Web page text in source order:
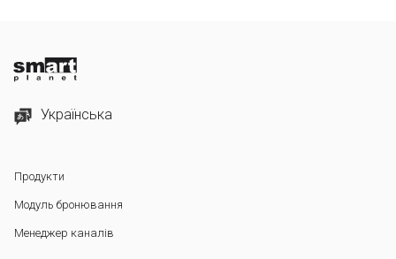
Українська
Продукти
Модуль бронювання
Менеджер каналів